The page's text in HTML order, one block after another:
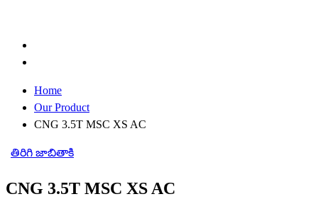
Home
Our Product
CNG 3.5T MSC XS AC
తిరిగి జాబితాకి
CNG 3.5T MSC XS AC